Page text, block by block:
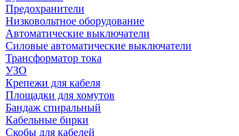
Предохранители
Низковольтное оборудование
Автоматические выключатели
Силовые автоматические выключатели
Трансформатор тока
УЗО
Крепежи для кабеля
Площадки для хомутов
Бандаж спиральный
Кабельные бирки
Cкобы для кабелей